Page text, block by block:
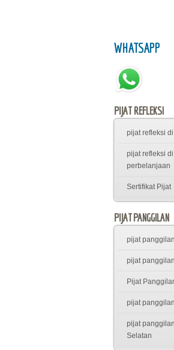
WHATSAPP
PIJAT REFLEKSI
pijat refleksi
pijat refleksi
perbelanjaan
Sertifikat Pijat
PIJAT PANGGILAN
pijat panggilan
pijat
Pijat
pijat
pijat
Selatan